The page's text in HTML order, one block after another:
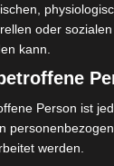
oder
kann.
Person ist
werden.